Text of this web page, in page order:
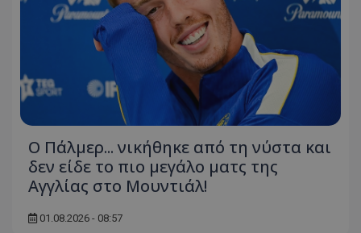
Ο Πάλμερ... νικήθηκε από τη νύστα και
δεν είδε το πιο μεγάλο ματς της
Αγγλίας στο Μουντιάλ!
01.08.2026 - 08:57